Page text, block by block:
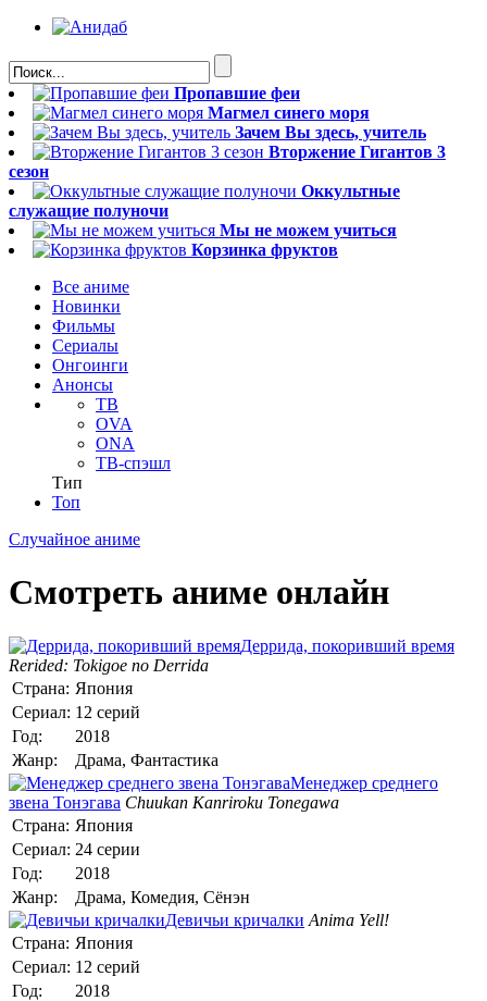
Пропавшие феи
Магмел синего моря
Зачем Вы здесь, учитель
Вторжение Гигантов 3
сезон
Оккультные
служащие полуночи
Мы не можем учиться
Корзинка фруктов
Все аниме
Новинки
Фильмы
Сериалы
Онгоинги
Анонсы
ТВ
OVA
ONA
ТВ-спэшл
Тип
Топ
Случайное аниме
Смотреть аниме онлайн
Деррида, покоривший время
Rerided: Tokigoe no Derrida
Страна: Япония
Сериал: 12 серий
Год:
2018
Жанр:
Драма, Фантастика
Менеджер среднего
звена Тонэгава Chuukan Kanriroku Tonegawa
Страна: Япония
Сериал: 24 серии
Год:
2018
Жанр:
Драма, Комедия, Сёнэн
Девичьи кричалки Anima Yell!
Страна: Япония
Сериал: 12 серий
Год:
2018